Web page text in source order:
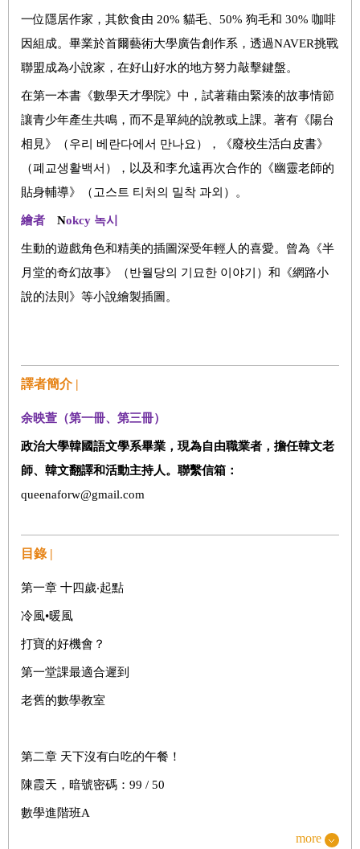
一位隱居作家，其飲食由 20% 貓毛、50% 狗毛和 30% 咖啡
因組成。畢業於首爾藝術大學廣告創作系，透過NAVER挑戰
聯盟成為小說家，在好山好水的地方努力敲擊鍵盤。
在第一本書《數學天才學院》中，試著藉由緊湊的故事情節
讓青少年產生共鳴，而不是單純的說教或上課。著有《陽台
相見》（우리 베란다에서 만나요），《廢校生活白皮書》
（폐교생활백서），以及和李允遠再次合作的《幽靈老師的
貼身輔導》（고스트 티처의 밀착 과외）。
繪者 Nokcy 녹시
生動的遊戲角色和精美的插圖深受年輕人的喜愛。曾為《半
月堂的奇幻故事》（반월당의 기묘한 이야기）和《網路小
說的法則》等小說繪製插圖。
譯者簡介 |
余映萱（第一冊、第三冊）
政治大學韓國語文學系畢業，現為自由職業者，擔任韓文老
師、韓文翻譯和活動主持人。聯繫信箱：
queenaforw@gmail.com
目錄 |
第一章 十四歲‧起點
冷風•暖風
打寶的好機會？
第一堂課最適合遲到
老舊的數學教室
第二章 天下沒有白吃的午餐！
陳霞天，暗號密碼：99 / 50
數學進階班A
more